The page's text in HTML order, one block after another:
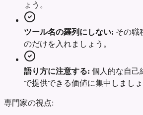
ょう。
ツール名の羅列にしない: その職
のだけを入れましょう。
語り方に注意する: 個人的な自己
で提供できる価値に集中しましょ
専門家の視点: